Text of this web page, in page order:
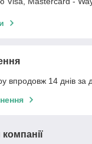
впродовж 14 днів за